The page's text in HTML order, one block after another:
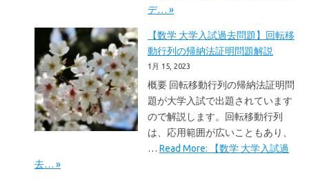
デ… »
【数学 大学入試過去問題】回転移
動行列の帰納法証明問題解説
1月 15, 2023
概要 回転移動行列の帰納法証明問
題が大学入試で出題されています
ので解説します。回転移動行列
は、応用範囲が広いこともあり、
… Read More: 【数学 大学入試過
去… »